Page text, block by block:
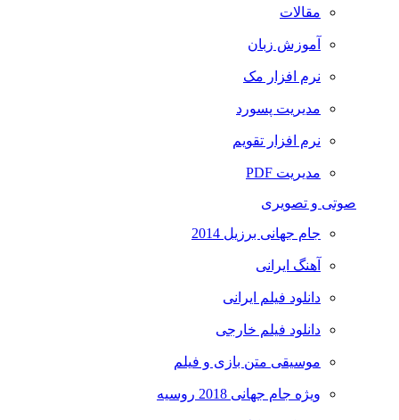
مقالات
آموزش زبان
نرم افزار مک
مدیریت پسورد
نرم افزار تقویم
مدیریت PDF
صوتی و تصویری
جام جهانی برزیل 2014
آهنگ ایرانی
دانلود فیلم ایرانی
دانلود فیلم خارجی
موسیقی متن بازی و فیلم
ویژه جام جهانی 2018 روسیه